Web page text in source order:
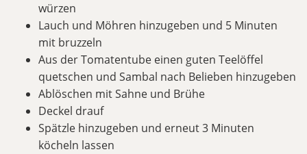
würzen
Lauch und Möhren hinzugeben und 5 Minuten
mit bruzzeln
Aus der Tomatentube einen guten Teelöffel
quetschen und Sambal nach Belieben hinzugeben
Ablöschen mit Sahne und Brühe
Deckel drauf
Spätzle hinzugeben und erneut 3 Minuten
köcheln lassen